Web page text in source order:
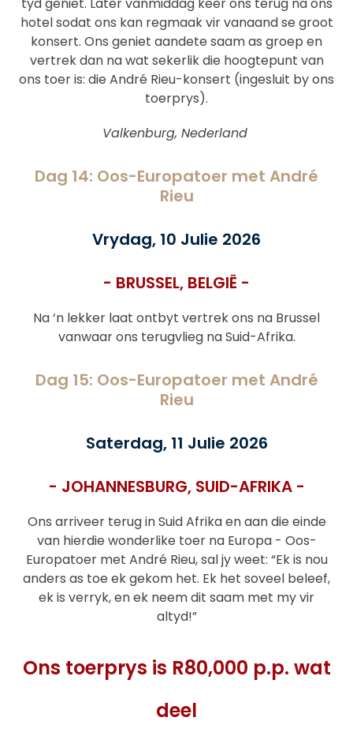
hotel sodat ons kan regmaak vir vanaand se groot
konsert. Ons geniet aandete saam as groep en
vertrek dan na wat sekerlik die hoogtepunt van
ons toer is: die André Rieu-konsert (ingesluit by ons
toerprys).
Valkenburg, Nederland
Dag 14: Oos-Europatoer met André
Rieu
Vrydag, 10 Julie 2026
- BRUSSEL, BELGIË -
Na ‘n lekker laat ontbyt vertrek ons na Brussel
vanwaar ons terugvlieg na Suid-Afrika.
Dag 15: Oos-Europatoer met André
Rieu
Saterdag, 11 Julie 2026
- JOHANNESBURG, SUID-AFRIKA -
Ons arriveer terug in Suid Afrika en aan die einde
van hierdie wonderlike toer na Europa - Oos-
Europatoer met André Rieu, sal jy weet: “Ek is nou
anders as toe ek gekom het. Ek het soveel beleef,
ek is verryk, en ek neem dit saam met my vir
altyd!”
Ons toerprys is R80,000 p.p. wat
deel